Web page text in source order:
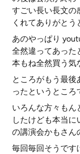
すごい長い長文の
くれてありがとう
あのやっぱり
全然違ってあった
本もね全然買う気
ところがもう最
ったというところ
いろんな方々もん
したけども本当
の講演会かもさん
毎回毎回そうです